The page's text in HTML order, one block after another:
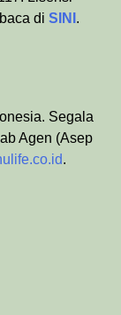
di SINI .
Segala
Agen (Asep
.